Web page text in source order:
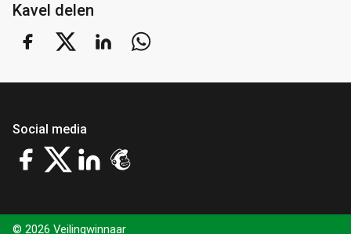
Kavel delen
Social media
© 2026 Veilingwinnaar